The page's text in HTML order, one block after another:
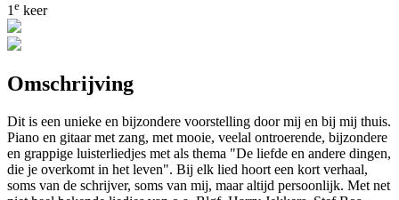
1 e keer
Omschrijving
Dit is een unieke en bijzondere voorstelling door mij en bij mij thuis.
Piano en gitaar met zang, met mooie, veelal ontroerende, bijzondere
en grappige luisterliedjes met als thema "De liefde en andere dingen,
die je overkomt in het leven". Bij elk lied hoort een kort verhaal,
soms van de schrijver, soms van mij, maar altijd persoonlijk. Met net